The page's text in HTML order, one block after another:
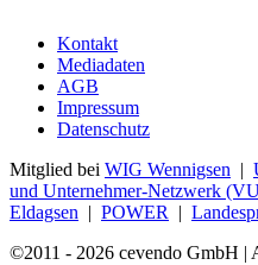
Kontakt
Mediadaten
AGB
Impressum
Datenschutz
Mitglied bei WIG Wennigsen |
und Unternehmer-Netzwerk
Eldagsen | POWER |
©2011 - 2026 cevendo GmbH |